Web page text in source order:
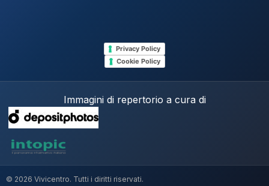
Privacy Policy
Cookie Policy
Immagini di repertorio a cura di
© 2026 Vivicentro. Tutti i diritti riservati.